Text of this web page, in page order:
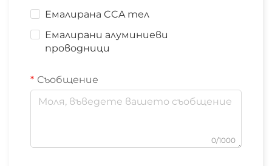
Емалирана CCA тел
Емалирани алуминиеви
проводници
Съобщение
0/1000